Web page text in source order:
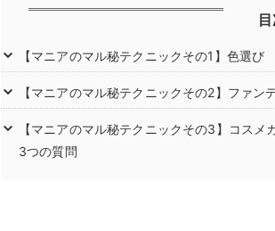
【マニアのマル秘テクニックその1】色選び
【マニアのマル秘テクニックその2】ファン
【マニアのマル秘テクニックその3】コス
3つの質問